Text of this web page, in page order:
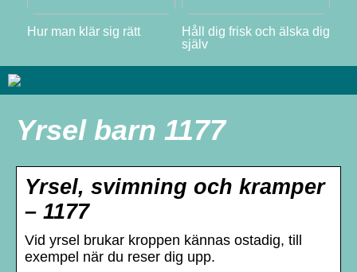
Hur man klär sig rätt
Håll dig frisk och älska dig
själv
Yrsel barn 1177
Yrsel, svimning och kramper
– 1177
Vid yrsel brukar kroppen kännas ostadig, till
exempel när du reser dig upp.